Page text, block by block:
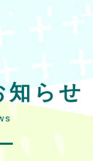
知らせ